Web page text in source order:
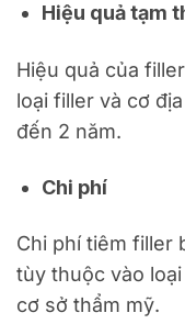
Hiệu quả tạm
Hiệu quả của
loại filler và cơ
đến 2 năm.
Chi phí
Chi phí tiêm filler
tùy thuộc vào
cơ sở thẩm mỹ.